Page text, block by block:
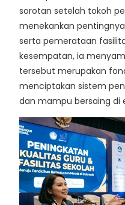
sorotan setelah tokoh
menekankan
serta pemerataan
kesempatan, ia
tersebut merupakan
menciptakan sistem
dan mampu bersaing di